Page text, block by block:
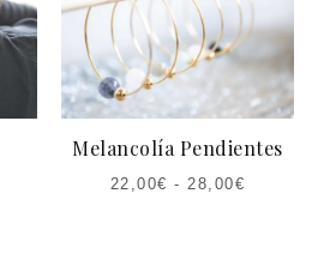
Melancolía Pendientes
22,00€ -28,00€